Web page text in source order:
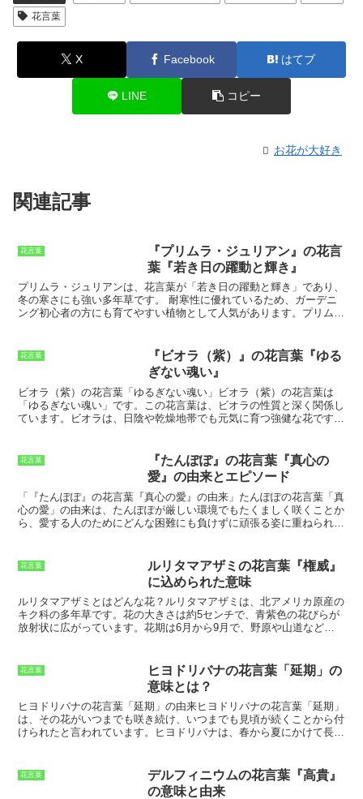
花言葉
X Facebook はてブ
LINE コピー
お花が大好き
関連記事
花言葉
『プリムラ・ジュリアン』の花言
葉『若き日の躍動と輝き』
プリムラ・ジュリアンは、花言葉が「若き日の躍動と輝き」であり、
冬の寒さにも強い多年草です。
耐寒性に優れているため、ガーデニ
ング初心者の方にも育てやすい植物として人気があります。プリム
入っているのが特徴的です。プリムラ・ジュリアンは、日当たりの良
い場所を好むので、屋外で育てる場合は、直射日光が当たる場所に植
えましょう。水やりは、土の表面が乾いたらたっぷり与えます。屋外
で育てる場合は、冬の間は霜よけをしてあげましょう。
花言葉
『ビオラ（紫）』の花言葉『ゆる
ぎない魂い』
ビオラ（紫）の花言葉「ゆるぎない魂い」 ビオラ（紫）の花言葉は
「ゆるぎない魂い」です。この花言葉は、ビオラの性質と深く関係し
ています。ビオラは、日陰や乾燥地帯でも元気に育つ強健な花です。
は、スミレ科スミレ属の2年草または多年草です。草丈は10～30cm
程度で、茎は直立または斜上します。葉は披針形または卵形で、茎の
花は直径2～3cmで、5弁花です。色は青、
紫、白、黄色などがあります。花期は3～5月で、次々と花を咲かせ
ます。 ビオラは、花壇や鉢植え、寄せ植えなどに利用されます。ま
た、切り花としても親しまれています。 育て方は簡単で、日当たりの
花言葉
『たんぽぽ』の花言葉『真心の
愛』の由来とエピソード
「『たんぽぽ』の花言葉『真心の愛』の由来」 たんぽぽの花言葉「真
心の愛」の由来は、たんぽぽが厳しい環境でもたくましく咲くことか
ら、愛する人のためにどんな困難にも負けずに頑張る姿に重ねられた
人を励ましたり、応援したりする気持ちを表す花言葉としても使われ
ています。さらに、たんぽぽは綿毛を飛ばして種子を遠くへ運ぶた
め、愛する人との絆を遠く離れていてもつなぎ止めたいという願いを
込めた花言葉としても親しまれています。
花言葉
ルリタマアザミの花言葉『権威』
に込められた意味
ルリタマアザミとはどんな花？ ルリタマアザミは、北アメリカ原産の
キク科の多年草です。花の大きさは約5センチで、青紫色の花びらが
放射状に広がっています。花期は6月から9月で、野原や山道などに
アザミの花言葉は「権威」です。これは、ルリタマアザミの堂々とし
た花姿に由来しています。ルリタマアザミは、厳しい自然環境の中で
力強く咲き誇る花です。その姿は、権威や威厳を象徴しています。
花言葉
ヒヨドリバナの花言葉「延期」の
意味とは？
ヒヨドリバナの花言葉「延期」の由来ヒヨドリバナの花言葉「延期」
は、その花がいつまでも咲き続け、いつまでも見頃が続くことから付
けられたと言われています。
ヒヨドリバナは、春から夏にかけて長く
期」の花言葉が付けられました。また、ヒヨドリバナは、いつまでも
見頃が続く花でもあります。ヒヨドリバナは、咲き始めから咲き終わ
花言葉
デルフィニウムの花言葉『高貴』
の意味と由来